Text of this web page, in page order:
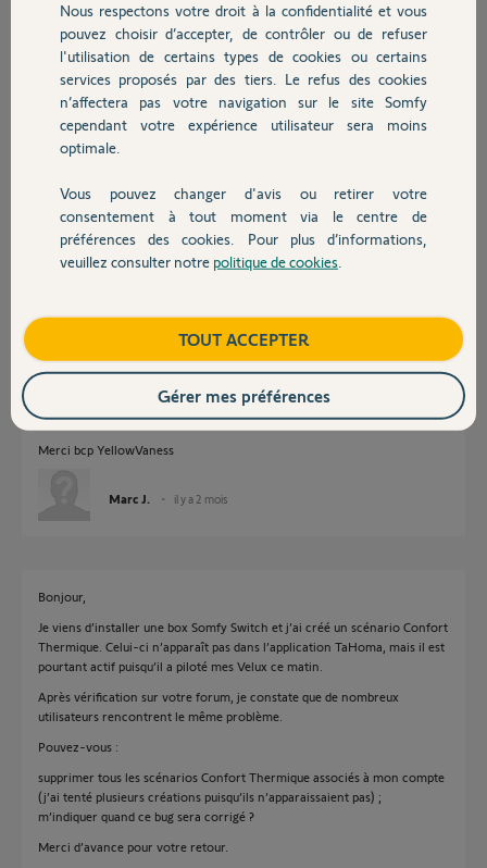
Chauffage
Autres produits
Devis avec un pro
Contact
Marc J
Marc J.
il y a 2 mois
Participer au fil de discussion
Réponses
Bonjour Marc,
Merci bcp YellowVaness
Marc J. il y a 2 mois
Bonjour,
Je viens d’installer une box Somfy Switch et j’ai créé un scénario Confort
Thermique. Celui-ci n’apparaît pas dans l’application TaHoma, mais il est
pourtant actif puisqu’il a piloté mes Velux ce matin.
Après vérification sur votre forum, je constate que de nombreux
utilisateurs rencontrent le même problème.
Pouvez-vous :
supprimer tous les scénarios Confort Thermique associés à mon compte
(j’ai tenté plusieurs créations puisqu’ils n’apparaissaient pas) ;
m’indiquer quand ce bug sera corrigé ?
Merci d’avance pour votre retour.
Nous respectons votre droit à la confidentialité et vous
pouvez choisir d’accepter, de contrôler ou de refuser
l'utilisation de certains types de cookies ou certains
services proposés par des tiers. Le refus des cookies
n’affectera pas votre navigation sur le site Somfy
cependant votre expérience utilisateur sera moins
optimale.
Vous pouvez changer d'avis ou retirer votre
consentement à tout moment via le centre de
préférences des cookies. Pour plus d’informations,
veuillez consulter notre politique de cookies
TOUT ACCEPTER
Gérer mes préférences